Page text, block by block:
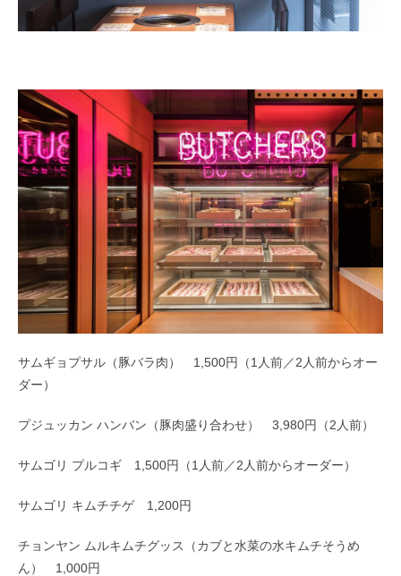
サムギョプサル（豚バラ肉） 1,500円（1人前／2人前からオー
ダー）
プジュッカン ハンバン（豚肉盛り合わせ） 3,980円（2人前）
サムゴリ プルコギ 1,500円（1人前／2人前からオーダー）
サムゴリ キムチチゲ 1,200円
チョンヤン ムルキムチグッス（カブと水菜の水キムチそうめ
ん） 1,000円